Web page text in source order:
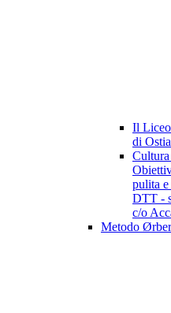
Il
di
pulita
DTT -
c/o
Metodo